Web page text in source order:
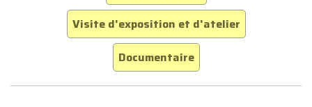
Visite d'exposition et d'atelier
Documentaire